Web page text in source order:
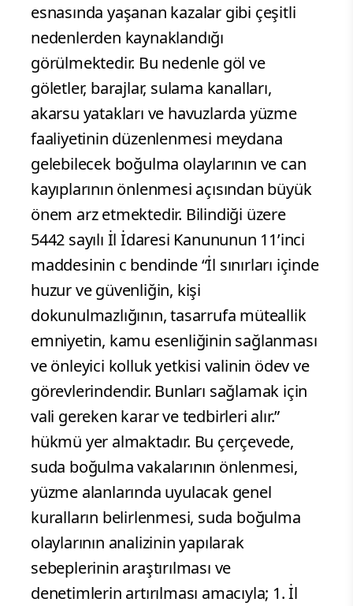
esnasında yaşanan kazalar gibi çeşitli
nedenlerden kaynaklandığı
görülmektedir. Bu nedenle göl ve
göletler, barajlar, sulama kanalları,
akarsu yatakları ve havuzlarda yüzme
faaliyetinin düzenlenmesi meydana
gelebilecek boğulma olaylarının ve can
kayıplarının önlenmesi açısından büyük
önem arz etmektedir. Bilindiği üzere
5442 sayılı İl İdaresi Kanununun 11’inci
maddesinin c bendinde “İl sınırları içinde
huzur ve güvenliğin, kişi
dokunulmazlığının, tasarrufa müteallik
emniyetin, kamu esenliğinin sağlanması
ve önleyici kolluk yetkisi valinin ödev ve
görevlerindendir. Bunları sağlamak için
vali gereken karar ve tedbirleri alır.”
hükmü yer almaktadır. Bu çerçevede,
suda boğulma vakalarının önlenmesi,
yüzme alanlarında uyulacak genel
kuralların belirlenmesi, suda boğulma
olaylarının analizinin yapılarak
sebeplerinin araştırılması ve
denetimlerin artırılması amacıyla; 1. İl